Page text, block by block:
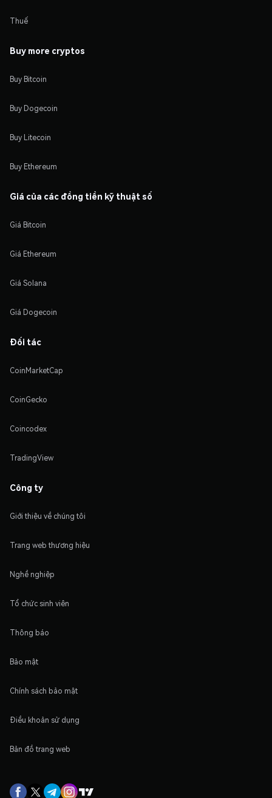
Thuế
Buy more cryptos
Buy Bitcoin
Buy Dogecoin
Buy Litecoin
Buy Ethereum
Giá của các đồng tiền kỹ thuật số
Giá Bitcoin
Giá Ethereum
Giá Solana
Giá Dogecoin
Đối tác
CoinMarketCap
CoinGecko
Coincodex
TradingView
Công ty
Giới thiệu về chúng tôi
Trang web thương hiệu
Nghề nghiệp
Tổ chức sinh viên
Thông báo
Bảo mật
Chính sách bảo mật
Điều khoản sử dụng
Bản đồ trang web